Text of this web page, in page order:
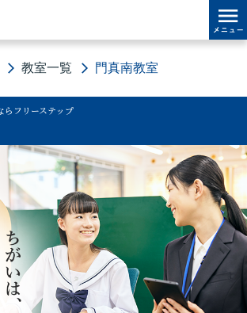
教室一覧 門真南教室
らフリーステップ